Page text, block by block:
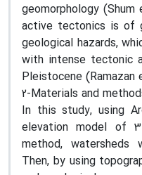
geomorphology
active tectonics is of
geological hazards,
with intense tectonic
Pleistocene (Ramazan
2-Materials and
In this study, using
elevation model of
method, watersheds
Then, by using